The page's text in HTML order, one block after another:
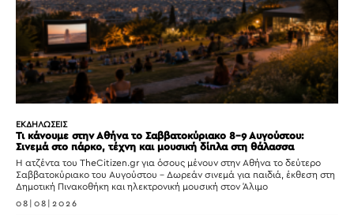
ΕΚΔΗΛΩΣΕΙΣ
Τι κάνουμε στην Αθήνα το Σαββατοκύριακο 8-9 Αυγούστου:
Σινεμά στο πάρκο, τέχνη και μουσική δίπλα στη θάλασσα
Η ατζέντα του TheCitizen.gr για όσους μένουν στην Αθήνα το δεύτερο
Σαββατοκύριακο του Αυγούστου – Δωρεάν σινεμά για παιδιά, έκθεση στη
Δημοτική Πινακοθήκη και ηλεκτρονική μουσική στον Άλιμο
08|08|2026